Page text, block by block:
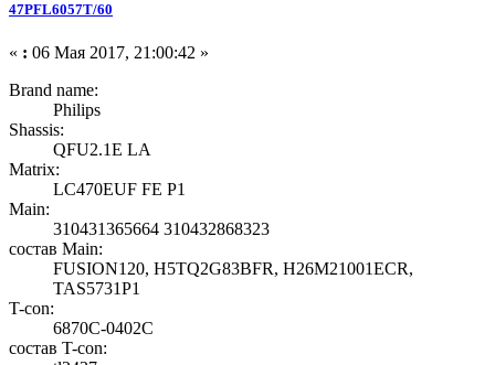
47PFL6057T/60
« : 06 Мая 2017, 21:00:42 »
Brand name:
Philips
Shassis:
QFU2.1E LA
Matrix:
LC470EUF FE P1
Main:
310431365664 310432868323
состав Main:
FUSION120, H5TQ2G83BFR, H26M21001ECR,
TAS5731P1
T-con:
6870C-0402C
состав T-con: